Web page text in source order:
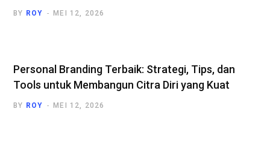
BY ROY MEI 12, 2026
Personal Branding Terbaik: Strategi, Tips, dan
Tools untuk Membangun Citra Diri yang Kuat
BY ROY MEI 12, 2026